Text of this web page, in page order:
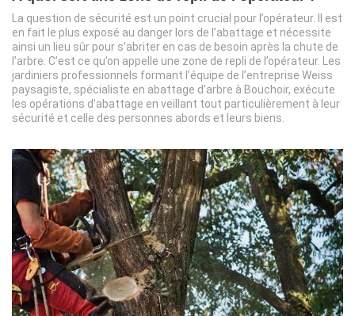
La question de sécurité est un point crucial pour l’opérateur. Il est
en fait le plus exposé au danger lors de l’abattage et nécessite
ainsi un lieu sûr pour s’abriter en cas de besoin après la chute de
l’arbre. C’est ce qu’on appelle une zone de repli de l’opérateur. Les
jardiniers professionnels formant l’équipe de l’entreprise Weiss
paysagiste, spécialiste en abattage d’arbre à Bouchoir, exécute
les opérations d’abattage en veillant tout particulièrement à leur
sécurité et celle des personnes abords et leurs biens.